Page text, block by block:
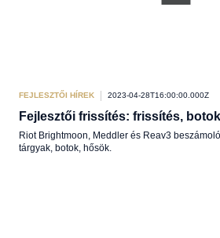
FEJLESZTŐI HÍREK 2023-04-28T16:00:00.000Z
Fejlesztői frissítés: frissítés,
Riot Brightmoon, Meddler és Reav3
tárgyak, botok, hősök.